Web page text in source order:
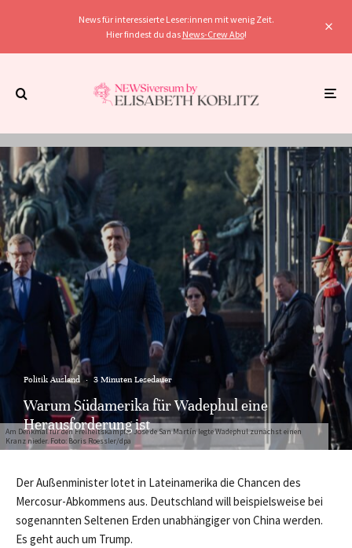
News für interessierte Leser:innen mit wenig Zeit.
Hier findest du das News-Crew Abo!
Am Denkmal für den Freiheitskämpfer José de San Martín legte Wadephul zunächst einen
Kranz nieder. Foto: Boris Roessler/dpa
Politik Ausland · 3 Minuten Lesedauer
Warum Südamerika für Wadephul eine
Herausforderung ist
Der Außenminister lotet in Lateinamerika die Chancen des
Mercosur-Abkommens aus. Deutschland will beispielsweise bei
sogenannten Seltenen Erden unabhängiger von China werden.
Es geht auch um Trump.